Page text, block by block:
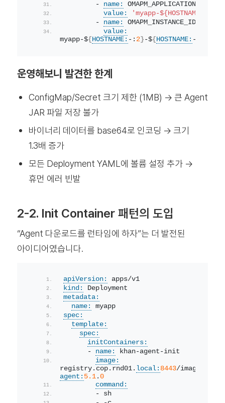
        -
name:
OMAPM_APPLICATION_NAME
value:
'myapp-${HOSTNAME:-:2}'
        -
name:
OMAPM_INSTANCE_ID
value:
myapp-${HOSTNAME: -: 2} -${HOSTNAME: -:
운영해보니 발견한 한계
ConfigMap/Secret 크기 제한 (1MB) → 큰 Agent
JAR 파일 저장 불가
바이너리 데이터를 base64로 인코딩 → 크기
1.3배 증가
모든 Deployment YAML에 볼륨 설정 추가 →
휴먼 에러 빈발
2-2. Init Container 패턴의 도입
“Agent 다운로드를 런타임에 하자”는 더 발전된
아이디어였습니다.
apiVersion:
apps/v1
kind:
Deployment
metadata:
name:
myapp
spec:
template:
spec:
initContainers:
      -
name:
khan-agent-init
image:
registry.cop.rnd01. local: 8443/images/
agent: 5.1. 0
command:
        - sh